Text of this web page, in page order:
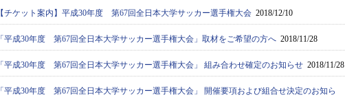
【チケット案内】平成30年度 第67回全日本大学サッカー選手権大会 2018/12/10
「平成30年度 第67回全日本大学サッカー選手権大会」取材をご希望の方へ 2018/11/28
「平成30年度 第67回全日本大学サッカー選手権大会」 組み合わせ確定のお知らせ 2018/11/28
「平成30年度 第67回全日本大学サッカー選手権大会」 開催要項および組合せ決定のお知ら